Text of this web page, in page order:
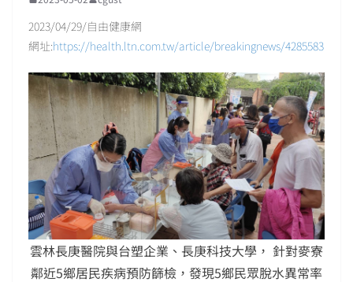
2023/04/29/自由健康網
網址:https://health.ltn.com.tw/article/breakingnews/4285583
雲林長庚醫院與台塑企業、長庚科技大學， 針對麥寮
鄰近5鄉居民疾病預防篩檢，發現5鄉民眾脫水異常率